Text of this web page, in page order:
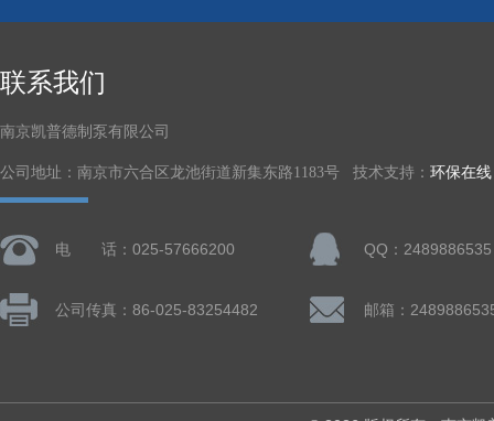
联系我们
南京凯普德制泵有限公司
公司地址：南京市六合区龙池街道新集东路1183号 技术支持： 环保在线
电 话：025-57666200 QQ：2489886535
公司传真：86-025-83254482 邮箱：